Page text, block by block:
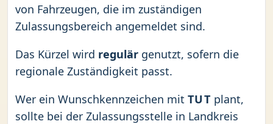
von Fahrzeugen, die im zuständigen
Zulassungsbereich angemeldet sind.
Das Kürzel wird regulär genutzt, sofern die
regionale Zuständigkeit passt.
Wer ein Wunschkennzeichen mit TUT plant,
sollte bei der Zulassungsstelle in Landkreis